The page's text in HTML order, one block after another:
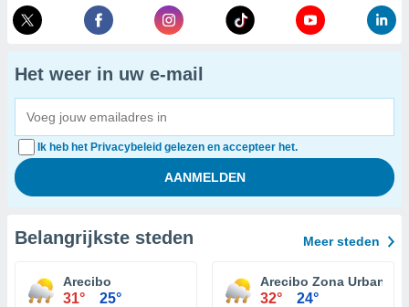
Het weer in uw e-mail
Ik heb het Privacybeleid gelezen en accepteer het.
Belangrijkste steden Meer steden
Arecibo
31° 25°
Arecibo Zona Urbana
32° 24°